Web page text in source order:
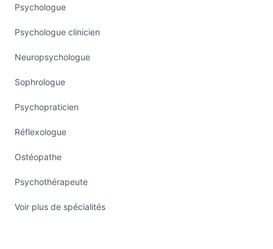
Psychologue
Psychologue clinicien
Neuropsychologue
Sophrologue
Psychopraticien
Réflexologue
Ostéopathe
Psychothérapeute
Voir plus de spécialités